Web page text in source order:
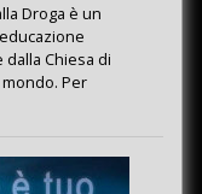
Droga è un
Chiesa di
Per